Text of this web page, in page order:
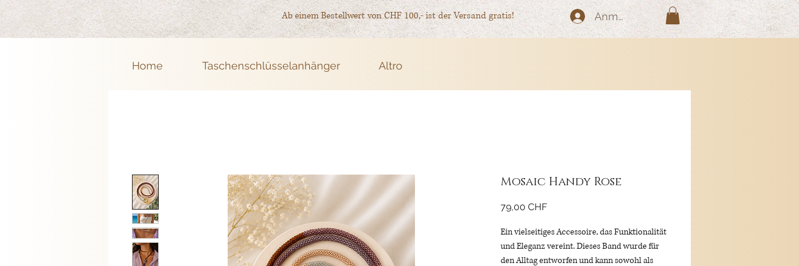
Ab einem Bestellwert von CHF 100,- ist der Versand gratis! Anmelden
Home Taschenschlüsselanhänger Altro
Mosaic Handy Rose
79,00 CHFPreis
Ein vielseitiges Accessoire, das Funktionalität
und Eleganz vereint. Dieses Band wurde für
den Alltag entworfen und kann sowohl als